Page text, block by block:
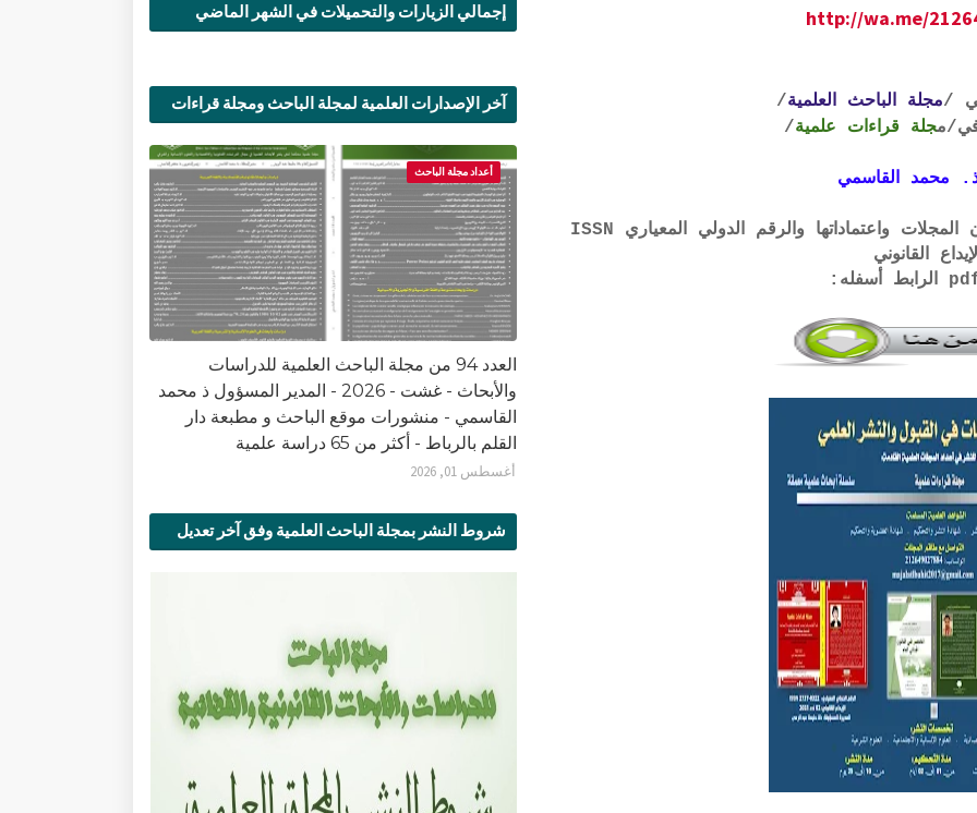
http://wa.me/
/مجلة الباحث العلمية/
/مجلة قراءات علمية/
محمد القاسمي
لتحميل لائحة الشروط والتعرف على لجان المجلات واعتماداتها والرقم الدولي المعياري ISSN
القانوني
إجمالي الزيارات والتحميلات في الشهر الماضي
آخر الإصدارات العلمية لمجلة الباحث ومجلة قراءات
أعداد مجلة الباحث
العدد 94 من مجلة الباحث العلمية للدراسات
والأبحاث - غشت - 2026 - المدير المسؤول ذ محمد
القاسمي - منشورات موقع الباحث و مطبعة دار
القلم بالرباط - أكثر من 65 دراسة علمية
أغسطس 01, 2026
شروط النشر بمجلة الباحث العلمية وفق آخر تعديل